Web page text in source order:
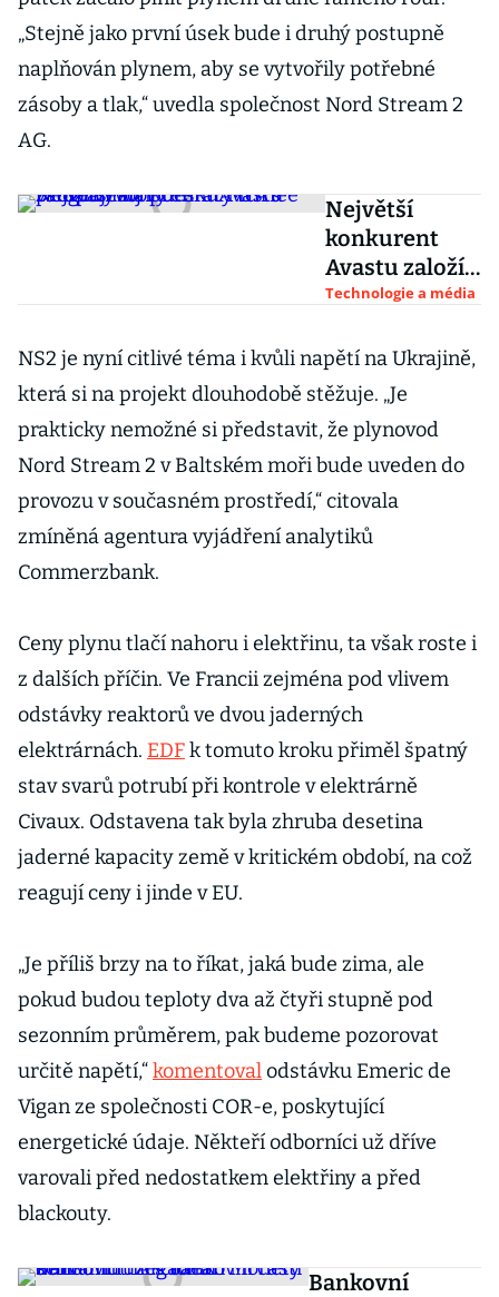
„Stejně jako první úsek bude i druhý postupně
naplňován plynem, aby se vytvořily potřebné
zásoby a tlak,“ uvedla společnost Nord Stream 2
AG.
Největší
konkurent
Avastu založí
vývoj v Česku.
vstupuje na
přehřátý trh s
programátory
Technologie a média
NS2 je nyní citlivé téma i kvůli napětí na Ukrajině,
která si na projekt dlouhodobě stěžuje. „Je
prakticky nemožné si představit, že plynovod
Nord Stream 2 v Baltském moři bude uveden do
provozu v současném prostředí,“ citovala
zmíněná agentura vyjádření analytiků
Commerzbank.
Ceny plynu tlačí nahoru i elektřinu, ta však roste i
z dalších příčin. Ve Francii zejména pod vlivem
odstávky reaktorů ve dvou jaderných
elektrárnách. EDFk tomuto kroku přiměl špatný
stav svarů potrubí při kontrole v elektrárně
Civaux. Odstavena tak byla zhruba desetina
jaderné kapacity země v kritickém období, na což
reagují ceny i jinde v EU.
„Je příliš brzy na to říkat, jaká bude zima, ale
pokud budou teploty dva až čtyři stupně pod
sezonním průměrem, pak budeme pozorovat
určitě napětí,“komentovalodstávku Emeric de
Vigan ze společnosti COR-e, poskytující
energetické údaje. Někteří odborníci už dříve
varovali před nedostatkem elektřiny a před
blackouty.
Bankovní